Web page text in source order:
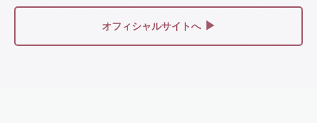
オフィシャルサイトへ ▶